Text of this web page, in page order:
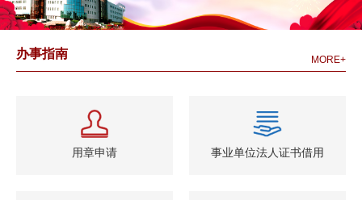
MORE+
办事指南
用章申请 事业单位法人证书借用